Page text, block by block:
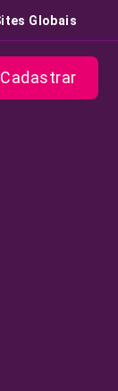
Globais
Cadastrar